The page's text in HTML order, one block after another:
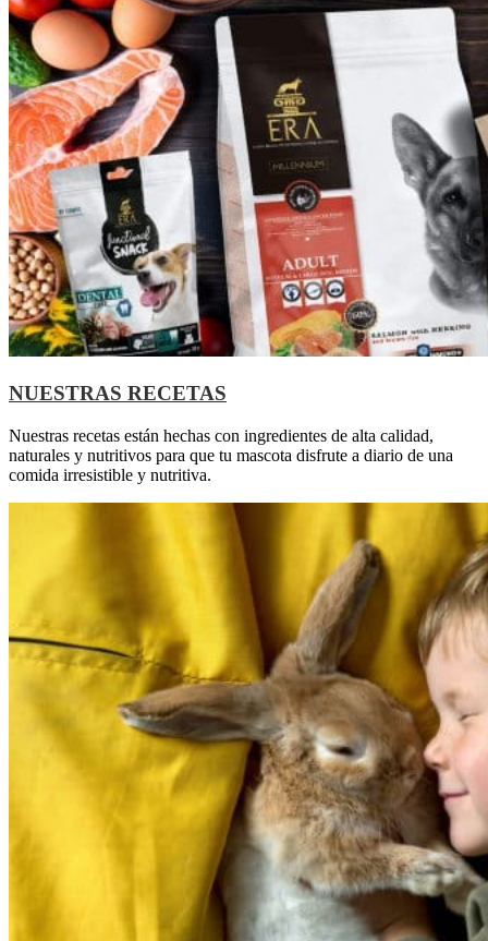
NUESTRAS RECETAS
Nuestras recetas están hechas con ingredientes de alta calidad,
naturales y nutritivos para que tu mascota disfrute a diario de una
comida irresistible y nutritiva.